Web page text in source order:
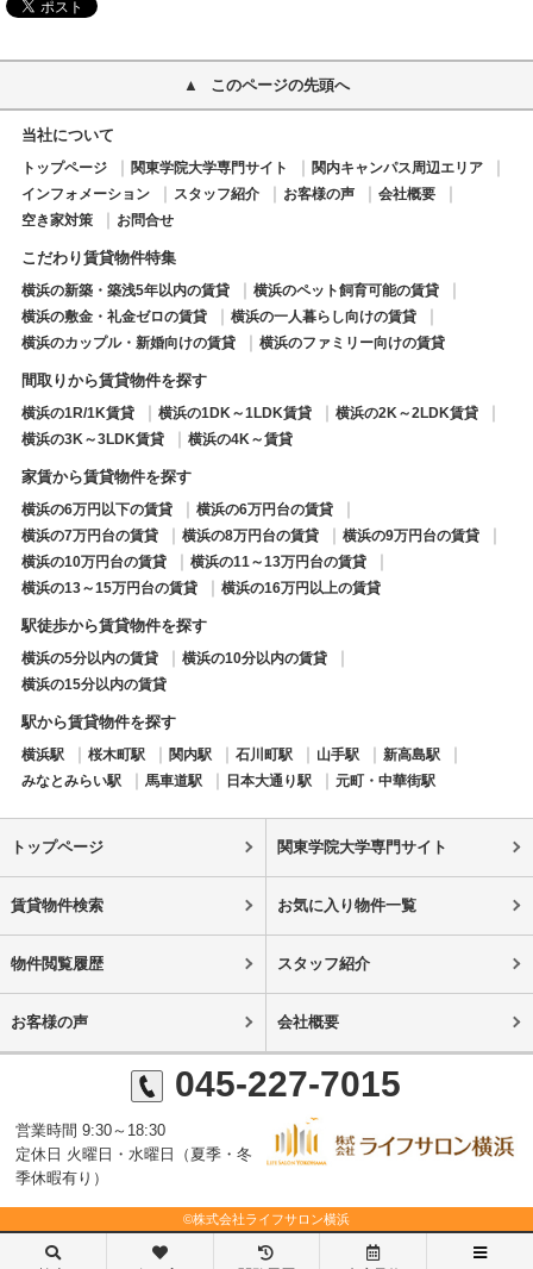
このページの先頭へ
当社について
トップページ 関東学院大学専門サイト
関内キャンパス周辺エリア
インフォメーション
スタッフ紹介 お客様の声
会社概要
空き家対策
お問合せ
こだわり賃貸物件特集
横浜の新築・築浅5年以内の賃貸
横浜のペット飼育可能の賃貸
横浜の敷金・礼金ゼロの賃貸
横浜の一人暮らし向けの賃貸
横浜のカップル・新婚向けの賃貸
横浜のファミリー向けの賃貸
間取りから賃貸物件を探す
横浜の1R/1K賃貸 横浜の1DK～1LDK賃貸
横浜の2K～2LDK賃貸
横浜の3K～3LDK賃貸
横浜の4K～賃貸
家賃から賃貸物件を探す
横浜の6万円以下の賃貸
横浜の6万円台の賃貸
横浜の7万円台の賃貸
横浜の8万円台の賃貸
横浜の9万円台の賃貸
横浜の10万円台の賃貸
横浜の11～13万円台の賃貸
横浜の13～15万円台の賃貸
横浜の16万円以上の賃貸
駅徒歩から賃貸物件を探す
横浜の5分以内の賃貸
横浜の10分以内の賃貸
横浜の15分以内の賃貸
駅から賃貸物件を探す
横浜駅 桜木町駅 関内駅 石川町駅 山手駅
新高島駅
みなとみらい駅
馬車道駅 日本大通り駅 元町・中華街駅
トップページ 関東学院大学専門サイト
賃貸物件検索 お気に入り物件一覧
物件閲覧履歴 スタッフ紹介
お客様の声 会社概要
045-227-7015
営業時間 9:30～18:30
定休日 火曜日・水曜日（夏季・冬
季休暇有り）
©株式会社ライフサロン横浜